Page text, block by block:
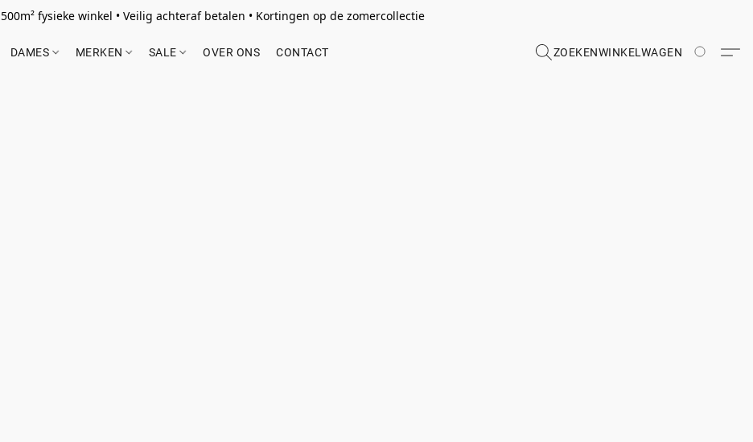
500m² fysieke winkel • Veilig achteraf betalen • Kortingen op de zomercollectie
DAMES MERKEN SALE OVER ONS CONTACT ZOEKENWINKELWAGEN